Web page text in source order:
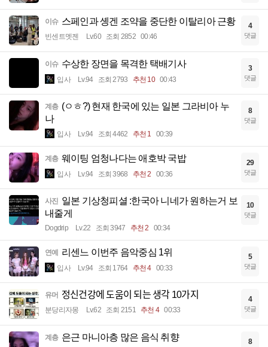
이슈 스페인과 솅겐 조약을 중단한 이탈리아 근황
빈센트멧젠 Lv.60 조회 2852 00:46
4
댓글
이슈 수상한 장면을 목격한 택배기사
입사 Lv.94 조회 2793 추천 10 00:43
3
댓글
계층 (ㅇㅎ?) 현재 한국에 있는 일본 그라비아 누
나
입사 Lv.94 조회 4462 추천 1 00:39
8
댓글
계층 웨이팅 엄청나다는 애호박 국밥
입사 Lv.94 조회 3968 추천 2 00:36
29
댓글
사진 일본 기상청피셜 :한국아 니네가 원하는거 보
내줄게
Dogdrip Lv.22 조회 3947 추천 2 00:34
10
댓글
연예 리센느 이번주 음악중심 1위
입사 Lv.94 조회 1764 추천 4 00:33
5
댓글
유머 정신건강에 도움이 되는 생각 10가지
분당리자몽 Lv.62 조회 2151 추천 4 00:33
4
댓글
계층 은근 마니아층 많은 음식 취향 8